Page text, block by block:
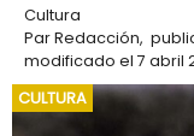
Cultura
ParRedacción,
modificado el 7 abril
CULTURA